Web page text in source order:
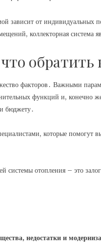
зависит от индивидуальных
коллекторная система
факторов․ Важными
функций и, конечно
бюджету․
которые помогут
системы отопления – это
недостатки и